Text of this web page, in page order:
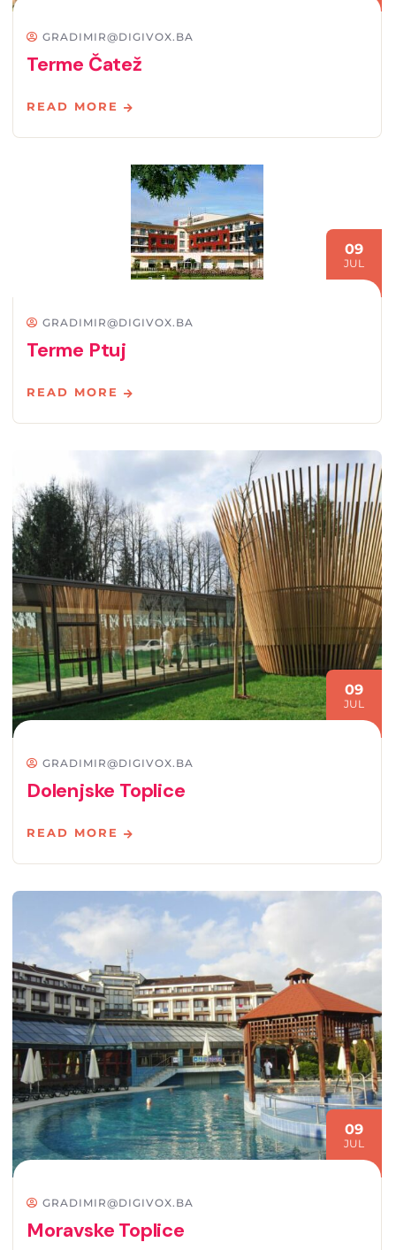
GRADIMIR@DIGIVOX.BA
Terme Čatež
READ MORE
09
JUL
GRADIMIR@DIGIVOX.BA
Terme Ptuj
READ MORE
09
JUL
GRADIMIR@DIGIVOX.BA
Dolenjske Toplice
READ MORE
09
JUL
GRADIMIR@DIGIVOX.BA
Moravske Toplice